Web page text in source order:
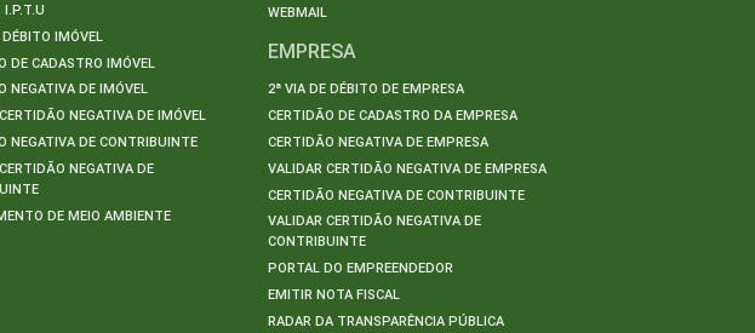
I.P.T.U
DÉBITO IMÓVEL
DE CADASTRO IMÓVEL
NEGATIVA DE IMÓVEL
NEGATIVA DE IMÓVEL
NEGATIVA DE CONTRIBUINTE
NEGATIVA DE
DE MEIO AMBIENTE
WEBMAIL
EMPRESA
2ª VIA DE DÉBITO DE EMPRESA
CERTIDÃO DE CADASTRO DA EMPRESA
CERTIDÃO NEGATIVA DE EMPRESA
VALIDAR CERTIDÃO NEGATIVA DE EMPRESA
CERTIDÃO NEGATIVA DE CONTRIBUINTE
VALIDAR CERTIDÃO NEGATIVA DE
CONTRIBUINTE
PORTAL DO EMPREENDEDOR
EMITIR NOTA FISCAL
RADAR DA TRANSPARÊNCIA PÚBLICA